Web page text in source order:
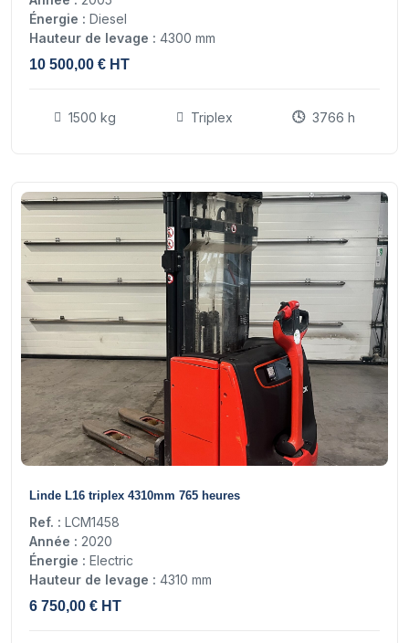
Énergie : Diesel
Hauteur de levage : 4300 mm
10 500,00 € HT
1500 kg Triplex 3766 h
Linde L16 triplex 4310mm 765 heures
Ref. : LCM1458
Année : 2020
Énergie : Electric
Hauteur de levage : 4310 mm
6 750,00 € HT